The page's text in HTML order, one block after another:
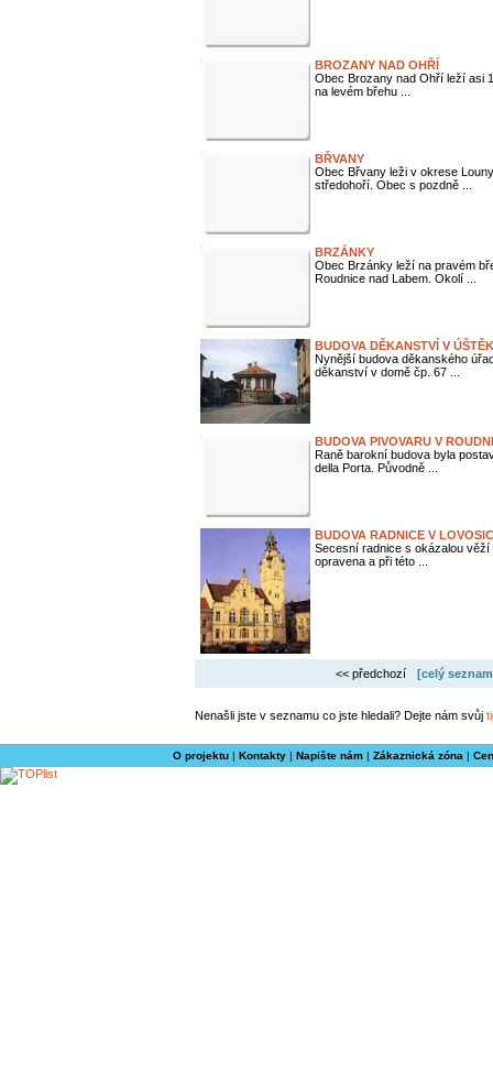
BROZANY NAD OHŘÍ
Obec Brozany nad Ohří leží asi
na levém břehu ...
BŘVANY
Obec Břvany leži v okrese
středohoří. Obec s pozdně ...
BRZÁNKY
Obec Brzánky leží na pravém
Roudnice nad Labem. Okolí ...
BUDOVA DĚKANSTVÍ V
Nynější budova děkanského
děkanství v domě čp. 67 ...
BUDOVA PIVOVARU V
Raně barokní budova byla
della Porta. Původně ...
BUDOVA RADNICE V
Secesní radnice s okázalou
opravena a při této ...
<< předchozí [celý
Nenašli jste v seznamu co jste hledali? Dejte nám svůj
O projektu| Kontakty| Napište nám| Zákaznická zóna |